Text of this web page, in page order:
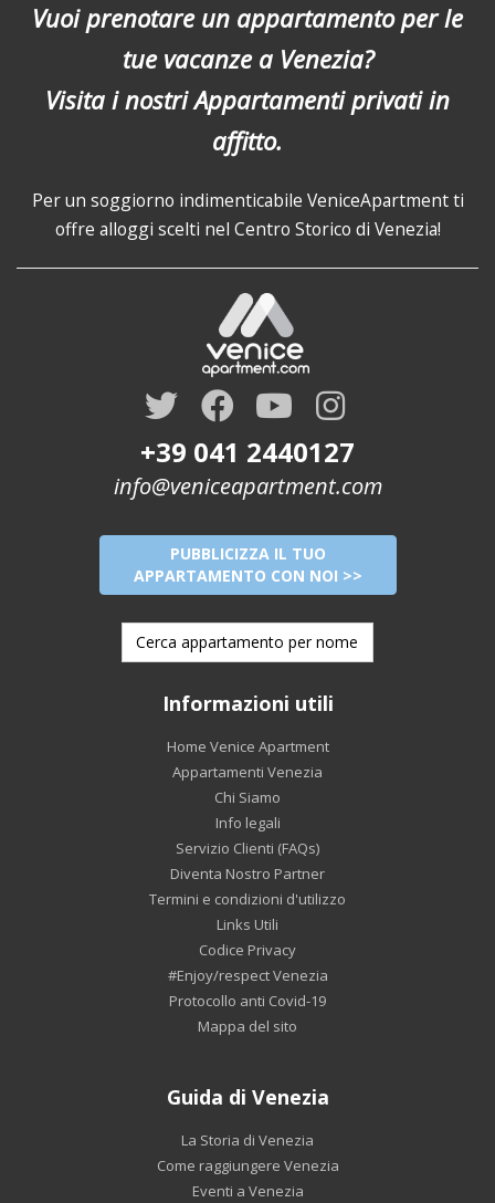
Vuoi prenotare un appartamento per le
tue vacanze a Venezia?
Visita i nostri Appartamenti privati in
affitto.
Per un soggiorno indimenticabile VeniceApartment ti
offre alloggi scelti nel Centro Storico di Venezia!
+39 041 2440127
info@veniceapartment.com
PUBBLICIZZA IL TUO
APPARTAMENTO CON NOI >>
Informazioni utili
Home Venice Apartment
Appartamenti Venezia
Chi Siamo
Info legali
Servizio Clienti (FAQs)
Diventa Nostro Partner
Termini e condizioni d'utilizzo
Links Utili
Codice Privacy
#Enjoy/respect Venezia
Protocollo anti Covid-19
Mappa del sito
Guida di Venezia
La Storia di Venezia
Come raggiungere Venezia
Eventi a Venezia